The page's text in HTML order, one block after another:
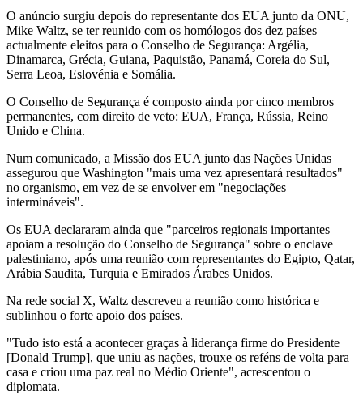
O anúncio surgiu depois do representante dos EUA junto da ONU,
Mike Waltz, se ter reunido com os homólogos dos dez países
actualmente eleitos para o Conselho de Segurança: Argélia,
Dinamarca, Grécia, Guiana, Paquistão, Panamá, Coreia do Sul,
Serra Leoa, Eslovénia e Somália.
O Conselho de Segurança é composto ainda por cinco membros
permanentes, com direito de veto: EUA, França, Rússia, Reino
Unido e China.
Num comunicado, a Missão dos EUA junto das Nações Unidas
assegurou que Washington "mais uma vez apresentará resultados"
no organismo, em vez de se envolver em "negociações
intermináveis".
Os EUA declararam ainda que "parceiros regionais importantes
apoiam a resolução do Conselho de Segurança" sobre o enclave
palestiniano, após uma reunião com representantes do Egipto, Qatar,
Arábia Saudita, Turquia e Emirados Árabes Unidos.
Na rede social X, Waltz descreveu a reunião como histórica e
sublinhou o forte apoio dos países.
"Tudo isto está a acontecer graças à liderança firme do Presidente
[Donald Trump], que uniu as nações, trouxe os reféns de volta para
casa e criou uma paz real no Médio Oriente", acrescentou o
diplomata.